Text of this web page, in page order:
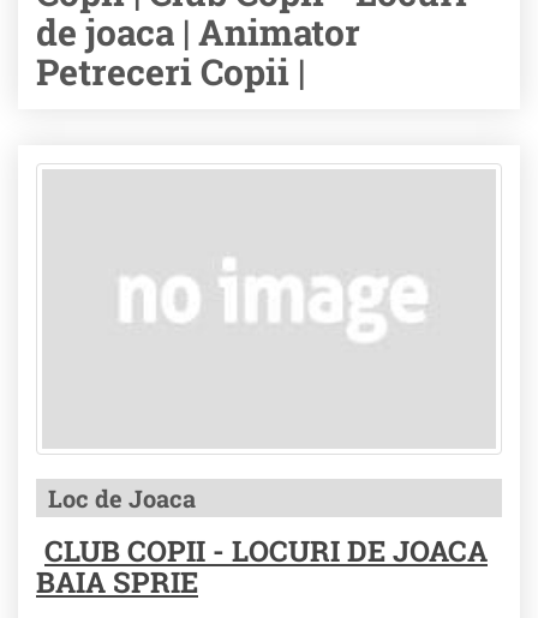
de joaca | Animator
Petreceri Copii |
Loc de Joaca
CLUB COPII - LOCURI DE JOACA
BAIA SPRIE